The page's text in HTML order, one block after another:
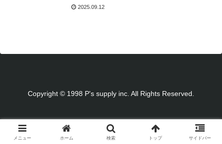
2025.09.12
Copyright © 1998 P's supply inc. All Rights Reserved.
メニュー ホーム 検索 トップ サイドバー